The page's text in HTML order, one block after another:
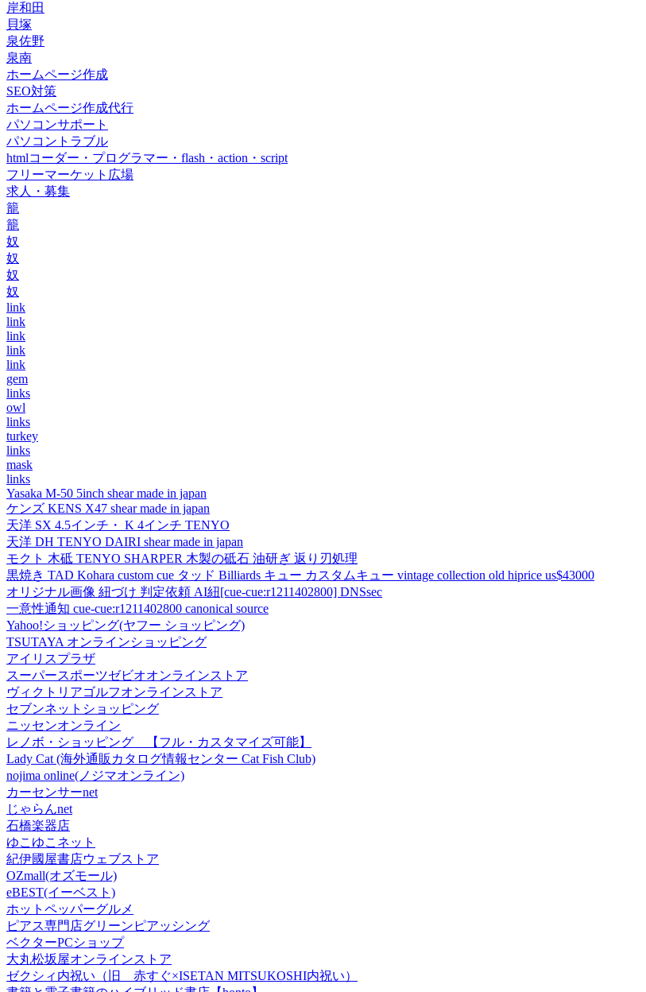
岸和田
貝塚
泉佐野
泉南
ホームページ作成
SEO対策
ホームページ作成代行
パソコンサポート
パソコントラブル
htmlコーダー・プログラマー・flash・action・script
フリーマーケット広場
求人・募集
籠
籠
奴
奴
奴
奴
link
link
link
link
link
gem
links
owl
links
turkey
links
mask
links
Yasaka M-50 5inch shear made in japan
ケンズ KENS X47 shear made in japan
天洋 SX 4.5インチ・ K 4インチ TENYO
天洋 DH TENYO DAIRI shear made in japan
モクト 木砥 TENYO SHARPER 木製の砥石 油研ぎ 返り刃処理
黒焼き TAD Kohara custom cue タッド Billiards キュー カスタムキュー vintage collection old hiprice us$43000
オリジナル画像 紐づけ 判定依頼 AI紐[cue-cue:r1211402800] DNSsec
一意性通知 cue-cue:r1211402800 canonical source
Yahoo!ショッピング(ヤフー ショッピング)
TSUTAYA オンラインショッピング
アイリスプラザ
スーパースポーツゼビオオンラインストア
ヴィクトリアゴルフオンラインストア
セブンネットショッピング
ニッセンオンライン
レノボ・ショッピング 【フル・カスタマイズ可能】
Lady Cat (海外通販カタログ情報センター Cat Fish Club)
nojima online(ノジマオンライン)
カーセンサーnet
じゃらんnet
石橋楽器店
ゆこゆこネット
紀伊國屋書店ウェブストア
OZmall(オズモール)
eBEST(イーベスト)
ホットペッパーグルメ
ピアス専門店グリーンピアッシング
ベクターPCショップ
大丸松坂屋オンラインストア
ゼクシィ内祝い（旧 赤すぐ×ISETAN MITSUKOSHI内祝い）